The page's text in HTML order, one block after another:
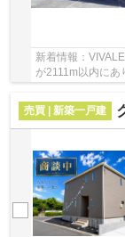
新着情報：
が2111m以内に
です♪この立地で
売買 | 新築一戸建